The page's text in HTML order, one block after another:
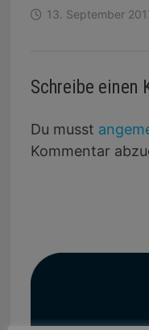
13. September
Schreibe einen
Du musst
Kommentar